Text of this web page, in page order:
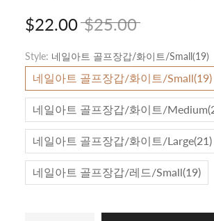
$22.00 $25.00
Style: 네일아트 골프장갑/화이트/Small(19)
네일아트 골프장갑/화이트/Small(19)
네일아트 골프장갑/화이트/
네일아트 골프장갑/화이트/Large(21)
네일아트 골프장갑/레드/Small(19)